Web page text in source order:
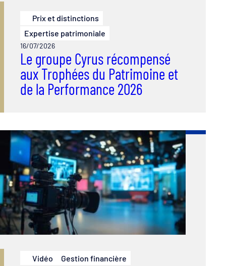
Prix et distinctions
Expertise patrimoniale
16/07/2026
Le groupe Cyrus récompensé
aux Trophées du Patrimoine et
de la Performance 2026
Vidéo Gestion financière